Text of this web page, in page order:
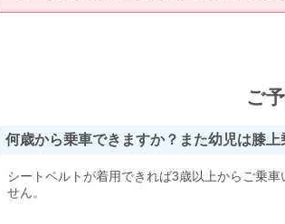
ご
何歳から乗車できますか？また幼児は膝上
シートベルトが着用できれば3歳以上からご乗
せん。